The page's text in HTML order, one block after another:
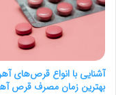
آشنایی با انواع قرص‌های
بهترین زمان مصرف قرص